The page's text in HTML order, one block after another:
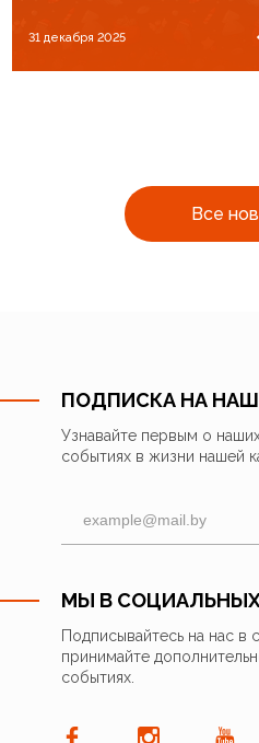
Все
31 декабря 2025
ПОДПИСКА НА
Узнавайте первым о
событиях в жизни нашей
МЫ В
Подписывайтесь на нас в
принимайте
событиях.